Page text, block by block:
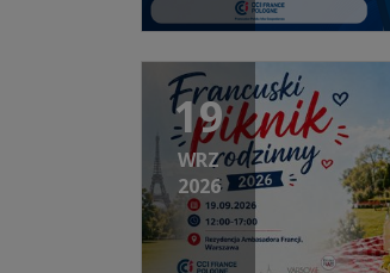
19
WRZ
2026